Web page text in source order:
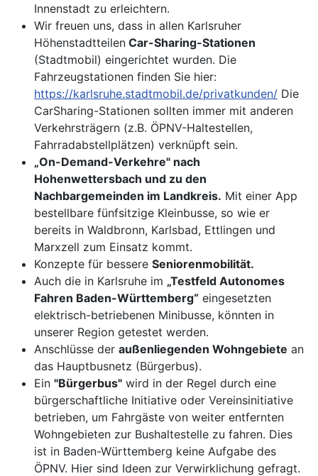
Innenstadt zu erleichtern.
Wir freuen uns, dass in allen Karlsruher
Höhenstadtteilen Car-Sharing-Stationen
(Stadtmobil) eingerichtet wurden. Die
Fahrzeugstationen finden Sie hier:
https://karlsruhe.stadtmobil.de/privatkunden/ Die
CarSharing-Stationen sollten immer mit anderen
Verkehrsträgern (z.B. ÖPNV-Haltestellen,
Fahrradabstellplätzen) verknüpft sein.
„On-Demand-Verkehre" nach
Hohenwettersbach und zu den
Nachbargemeinden im Landkreis. Mit einer App
bestellbare fünfsitzige Kleinbusse, so wie er
bereits in Waldbronn, Karlsbad, Ettlingen und
Marxzell zum Einsatz kommt.
Konzepte für bessere Seniorenmobilität.
Auch die in Karlsruhe im „Testfeld Autonomes
Fahren Baden-Württemberg“ eingesetzten
elektrisch-betriebenen Minibusse, könnten in
unserer Region getestet werden.
Anschlüsse der außenliegenden Wohngebiete an
das Hauptbusnetz (Bürgerbus).
Ein "Bürgerbus" wird in der Regel durch eine
bürgerschaftliche Initiative oder Vereinsinitiative
betrieben, um Fahrgäste von weiter entfernten
Wohngebieten zur Bushaltestelle zu fahren. Dies
ist in Baden-Württemberg keine Aufgabe des
ÖPNV. Hier sind Ideen zur Verwirklichung gefragt.